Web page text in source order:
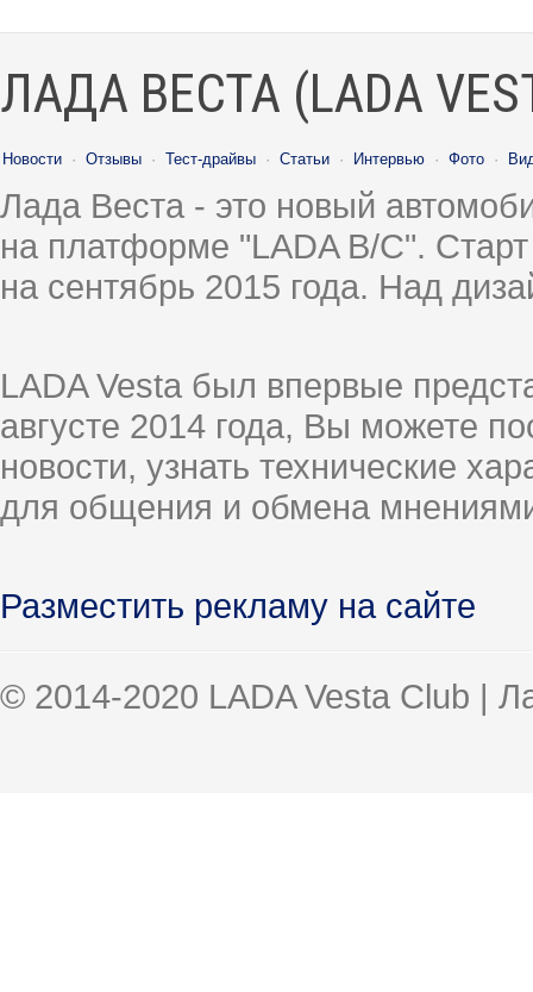
ЛАДА ВЕСТА (LADA
Новости · Отзывы · Тест-драйвы · Статьи · Интервью · Фото ·
Лада Веста - это новый
на платформе "LADA B/C".
на сентябрь 2015 года. Над
LADA Vesta был впервые
августе 2014 года, Вы можете
новости, узнать технические
для общения и обмена
Разместить рекламу на сайте
© 2014-2020 LADA Vesta Club |